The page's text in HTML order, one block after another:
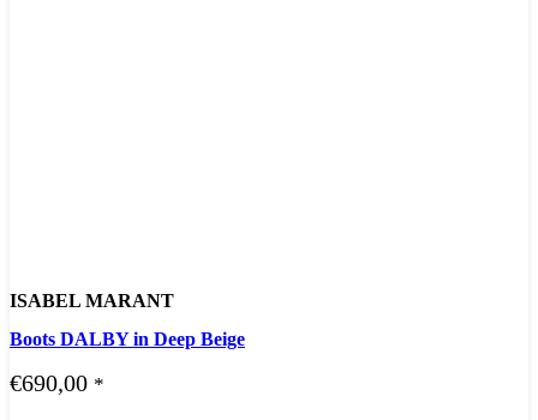
ISABEL MARANT
Boots DALBY in Deep Beige
€690,00 *